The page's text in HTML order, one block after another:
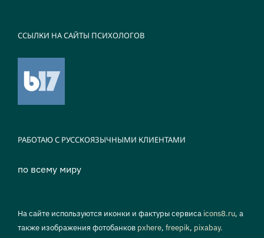
ССЫЛКИ НА САЙТЫ ПСИХОЛОГОВ
РАБОТАЮ С РУССКОЯЗЫЧНЫМИ КЛИЕНТАМИ
по всему миру
На сайте используются иконки и фактуры сервиса icons8.ru, а
также изображения фотобанков pxhere, freepik, pixabay.